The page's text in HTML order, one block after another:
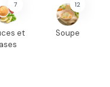
7
et
12
Soupe